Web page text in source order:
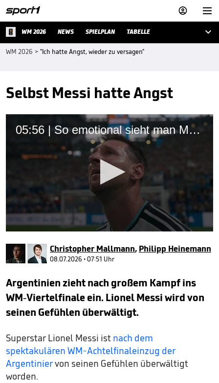


WM 2026 NEWS SPIELPLAN TABELLE 
WM 2026 > "Ich hatte Angst, wieder zu versagen"
Selbst Messi hatte Angst
05:56 | So emotional sieht man Messi selten
seconds
5
minutes,
seconds
Christopher Mallmann, Philipp Heinemann
08.07.2026 • 07:51 Uhr
Argentinien zieht nach großem Kampf ins
WM-Viertelfinale ein. Lionel Messi wird von
seinen Gefühlen überwältigt.
Superstar Lionel Messi ist nach dem
spektakulären WM-Achtelfinaleinzug der
Argentiniervon seinen Gefühlen überwältigt
worden.